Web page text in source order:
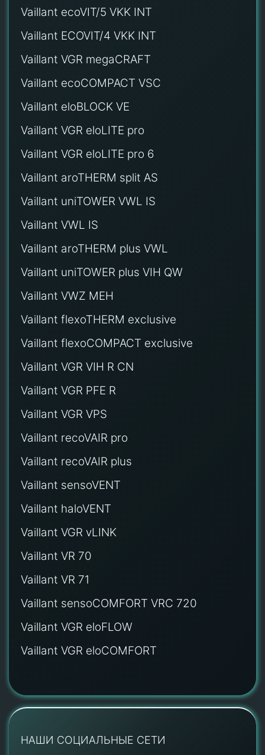
Vaillant ecoVIT/5 VKK INT
Vaillant ECOVIT/4 VKK INT
Vaillant VGR megaCRAFT
Vaillant ecoCOMPACT VSC
Vaillant eloBLOCK VE
Vaillant VGR eloLITE pro
Vaillant VGR eloLITE pro 6
Vaillant aroTHERM split AS
Vaillant uniTOWER VWL IS
Vaillant VWL IS
Vaillant aroTHERM plus VWL
Vaillant uniTOWER plus VIH QW
Vaillant VWZ MEH
Vaillant flexoTHERM exclusive
Vaillant flexoCOMPACT exclusive
Vaillant VGR VIH R CN
Vaillant VGR PFE R
Vaillant VGR VPS
Vaillant recoVAIR pro
Vaillant recoVAIR plus
Vaillant sensoVENT
Vaillant haloVENT
Vaillant VGR vLINK
Vaillant VR 70
Vaillant VR 71
Vaillant sensoCOMFORT VRC 720
Vaillant VGR eloFLOW
Vaillant VGR eloCOMFORT
НАШИ СОЦИАЛЬНЫЕ СЕТИ